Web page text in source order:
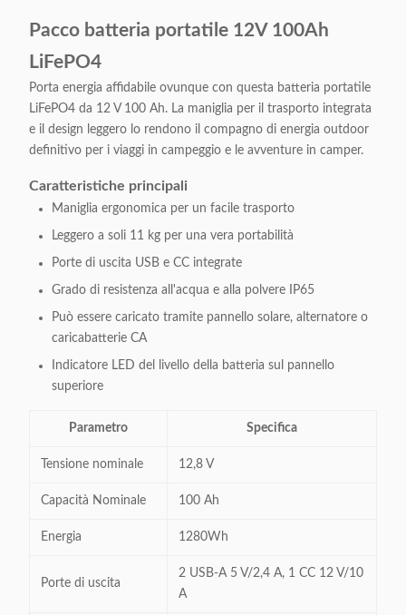
Pacco batteria portatile 12V 100Ah
LiFePO4
Porta energia affidabile ovunque con questa batteria portatile
LiFePO4 da 12 V 100 Ah. La maniglia per il trasporto integrata
e il design leggero lo rendono il compagno di energia outdoor
definitivo per i viaggi in campeggio e le avventure in camper.
Caratteristiche principali
Maniglia ergonomica per un facile trasporto
Leggero a soli 11 kg per una vera portabilità
Porte di uscita USB e CC integrate
Grado di resistenza all'acqua e alla polvere IP65
Può essere caricato tramite pannello solare, alternatore o
caricabatterie CA
Indicatore LED del livello della batteria sul pannello
superiore
Parametro Specifica
Tensione nominale 12,8 V
Capacità Nominale 100 Ah
Energia 1280Wh
Porte di uscita
2 USB-A 5 V/2,4 A, 1 CC 12 V/10
A